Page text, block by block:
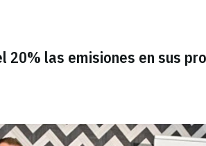
20% las emisiones en sus